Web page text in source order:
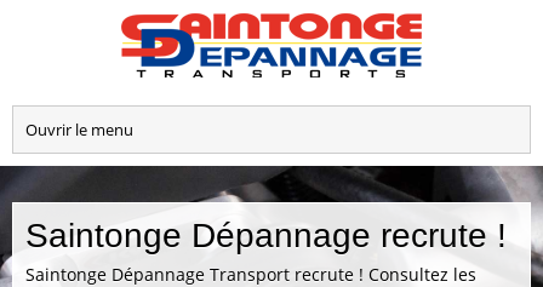
Saintonge Dépannage recrute !
Saintonge Dépannage Transport recrute ! Consultez les